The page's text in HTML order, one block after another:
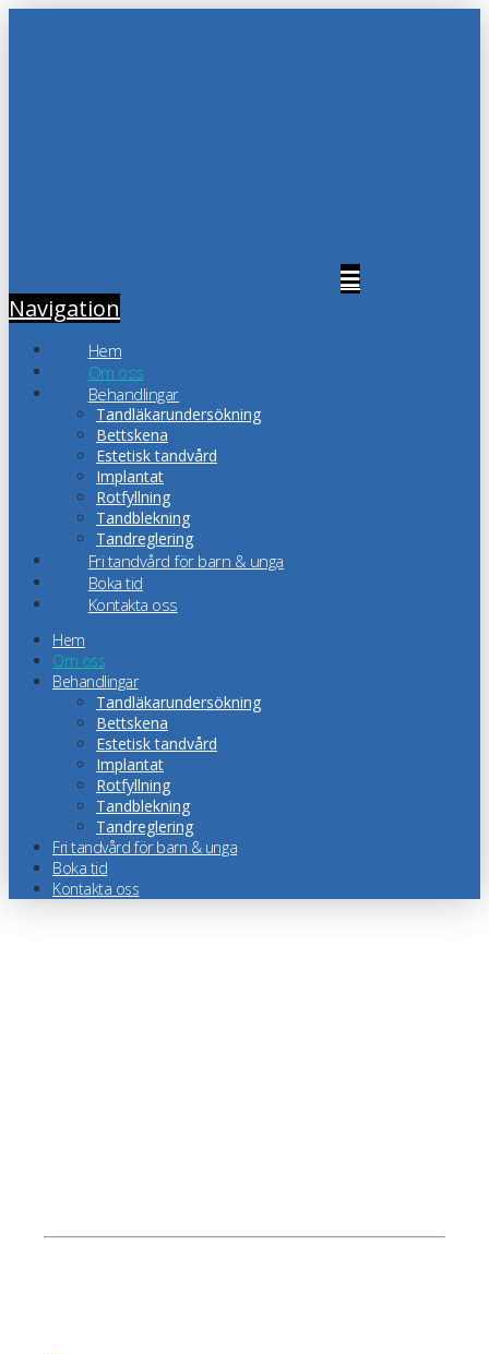
Navigation
Hem
Om oss
Behandlingar
Tandläkarundersökning
Bettskena
Estetisk tandvård
Implantat
Rotfyllning
Tandblekning
Tandreglering
Fri tandvård för barn & unga
Boka tid
Kontakta oss
Hem
Om oss
Behandlingar
Tandläkarundersökning
Bettskena
Estetisk tandvård
Implantat
Rotfyllning
Tandblekning
Tandreglering
Fri tandvård för barn & unga
Boka tid
Kontakta oss